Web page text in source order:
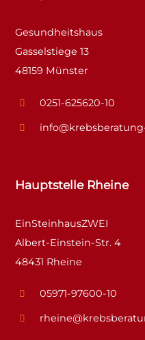
Gesundheitshaus
Gasselstiege 13
48159 Münster
0251-625620-10
Hauptstelle Rheine
EinSteinhausZWEI
Albert-Einstein-Str. 4
48431 Rheine
05971-97600-10